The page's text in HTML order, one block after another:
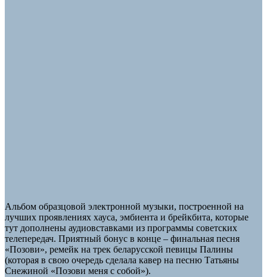
Альбом образцовой электронной музыки, построенной на
лучших проявлениях хауса, эмбиента и брейкбита, которые
тут дополнены аудиовставками из программы советских
телепередач. Приятный бонус в конце – финальная песня
«Позови», ремейк на трек беларусской певицы Палины
(которая в свою очередь сделала кавер на песню Татьяны
Снежиной «Позови меня с собой»).